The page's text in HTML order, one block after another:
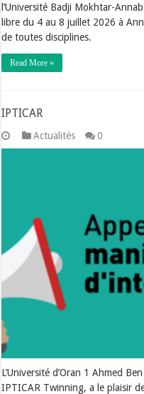
l’Université Badji Mokhtar-
libre du 4 au 8 juillet 2026 à
de toutes disciplines.
Read More »
IPTICAR
Actualités 0
L’Université d’Oran 1 Ahmed
IPTICAR Twinning, a le plaisir